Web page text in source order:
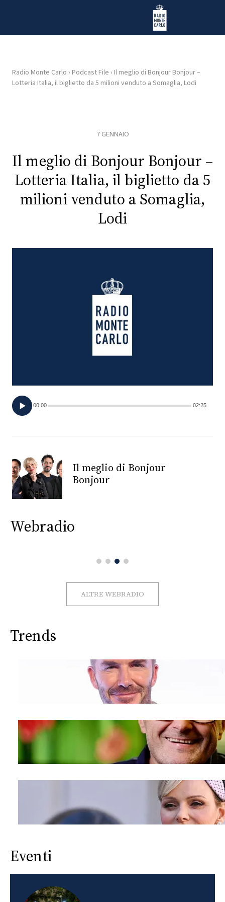
Radio Monte Carlo
HOME
RADIO
PLAYLIST
FOTO
PRINCIPATO
DI
MONACO
CONSIGLIA
Radio Monte Carlo › Podcast File › Il meglio di Bonjour Bonjour –
Lotteria Italia, il biglietto da 5 milioni venduto a Somaglia, Lodi
7 GENNAIO
Il meglio di Bonjour Bonjour –
Lotteria Italia, il biglietto da 5
milioni venduto a Somaglia,
Lodi
00:00 02:25
Il meglio di Bonjour
Bonjour
Webradio
ALTRE WEBRADIO
Trends
Eventi